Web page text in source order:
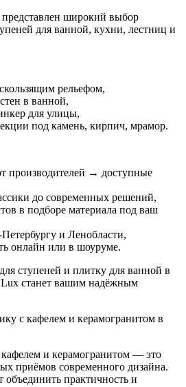
широкий выбор
для ванной, кухни, лестниц и
рельефом,
в ванной,
для улицы,
под камень, кирпич, мрамор.
производителей → доступные
до современных решений,
в подборе материала под ваш
и Ленобласти,
онлайн или в шоуруме.
ступеней и плитку для ванной в
станет вашим надёжным
с кафелем и керамогранитом в
кафелем и керамогранитом — это
приёмов современного дизайна.
объединить практичность и